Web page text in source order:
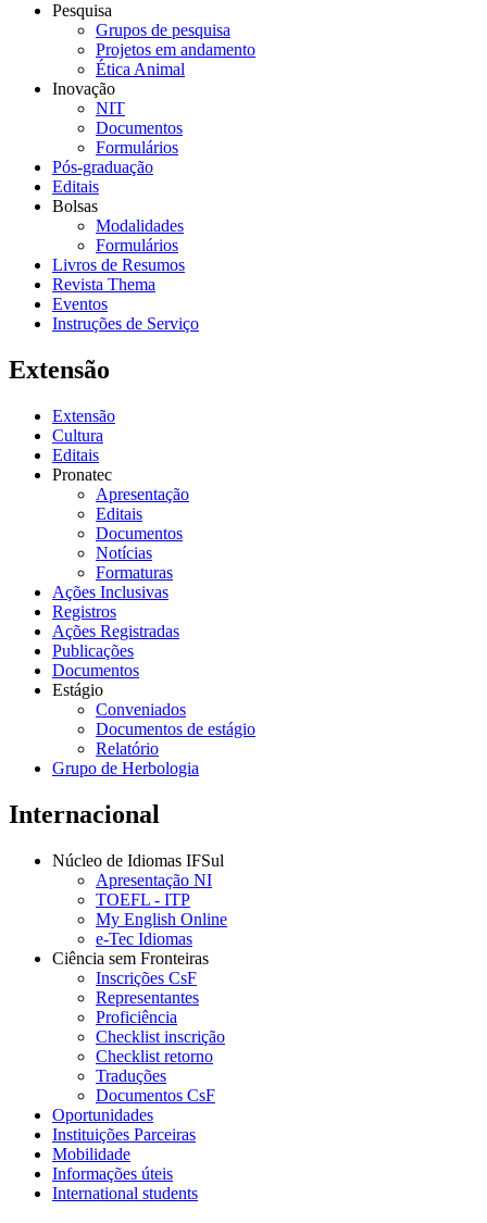
Pesquisa
Grupos de pesquisa
Projetos em andamento
Ética Animal
Inovação
NIT
Documentos
Formulários
Pós-graduação
Editais
Bolsas
Modalidades
Formulários
Livros de Resumos
Revista Thema
Eventos
Instruções de Serviço
Extensão
Extensão
Cultura
Editais
Pronatec
Apresentação
Editais
Documentos
Notícias
Formaturas
Ações Inclusivas
Registros
Ações Registradas
Publicações
Documentos
Estágio
Conveniados
Documentos de estágio
Relatório
Grupo de Herbologia
Internacional
Núcleo de Idiomas IFSul
Apresentação NI
TOEFL - ITP
My English Online
e-Tec Idiomas
Ciência sem Fronteiras
Inscrições CsF
Representantes
Proficiência
Checklist inscrição
Checklist retorno
Traduções
Documentos CsF
Oportunidades
Instituições Parceiras
Mobilidade
Informações úteis
International students